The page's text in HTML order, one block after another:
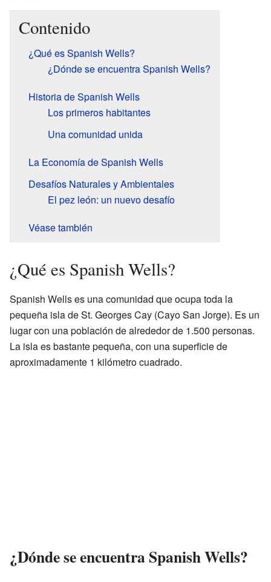
Contenido
¿Qué es Spanish Wells?
¿Dónde se encuentra Spanish Wells?
Historia de Spanish Wells
Los primeros habitantes
Una comunidad unida
La Economía de Spanish Wells
Desafíos Naturales y Ambientales
El pez león: un nuevo desafío
Véase también
¿Qué es Spanish Wells?
Spanish Wells es una comunidad que ocupa toda la
pequeña isla de St. Georges Cay (Cayo San Jorge). Es un
lugar con una población de alrededor de 1.500 personas.
La isla es bastante pequeña, con una superficie de
aproximadamente 1 kilómetro cuadrado.
¿Dónde se encuentra Spanish Wells?